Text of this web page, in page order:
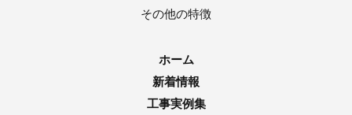
その他の特徴
ホーム
新着情報
工事実例集